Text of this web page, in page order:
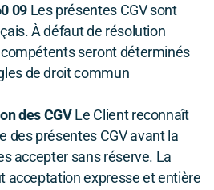
09Les présentes CGV sont
À défaut de résolution
seront déterminés
de droit commun
des CGVLe Client reconnaît
des présentes CGV avant la
accepter sans réserve. La
acceptation expresse et entière